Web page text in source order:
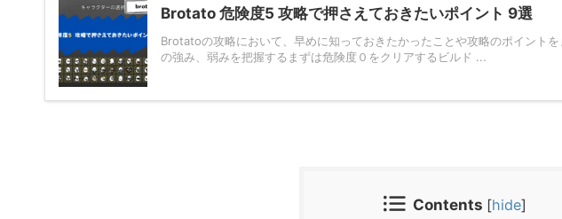
Brotato 危険度5 攻略で押さえておきたいポイント 9選
Brotatoの攻略において、早めに知っておきたかったことや攻略のポイン
の強み、弱みを把握するまずは危険度０をクリアするビルド ...
Contents [hide]